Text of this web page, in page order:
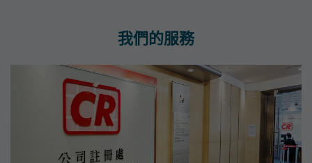
我們的服務